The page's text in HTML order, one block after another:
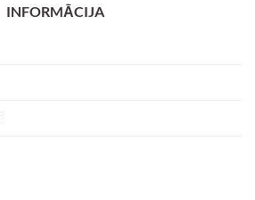
INFORMĀCIJA